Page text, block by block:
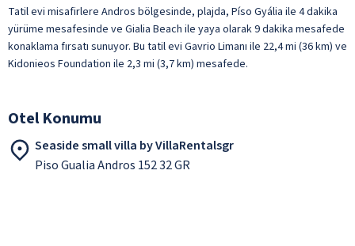
Tatil evi misafirlere Andros bölgesinde, plajda, Píso Gyália ile 4 dakika
yürüme mesafesinde ve Gialia Beach ile yaya olarak 9 dakika mesafede
konaklama fırsatı sunuyor. Bu tatil evi Gavrio Limanı ile 22,4 mi (36 km) ve
Kidonieos Foundation ile 2,3 mi (3,7 km) mesafede.
Otel Konumu
Seaside small villa by VillaRentalsgr
Piso Gualia Andros 152 32 GR